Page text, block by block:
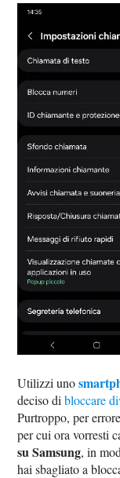
Utilizzi uno
deciso dibloccare
Purtroppo, per
per cui ora vorresti
su Samsung, in
hai sbagliato a